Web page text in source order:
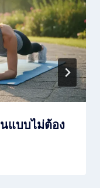
แบบไม่ต้อง